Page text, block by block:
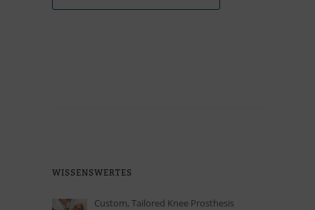
WIS­SENS­WER­TES
Custom, Tailored Knee Prosthesis